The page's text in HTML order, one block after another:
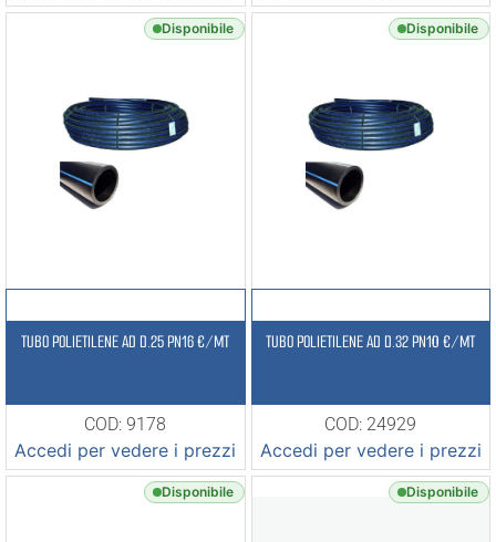
Disponibile
TUBO POLIETILENE AD D.25 PN16 €/MT
COD: 9178
Accedi per vedere i prezzi
Disponibile
TUBO POLIETILENE AD D.32 PN10 €/MT
COD: 24929
Accedi per vedere i prezzi
Disponibile Disponibile